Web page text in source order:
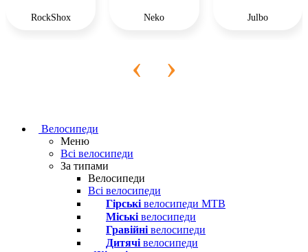
RockShox Neko Julbo
‹ ›
Велосипеди
Меню
Всі велосипеди
За типами
Велосипеди
Всі велосипеди
Гірські велосипеди MTB
Міські велосипеди
Гравійні велосипеди
Дитячі велосипеди